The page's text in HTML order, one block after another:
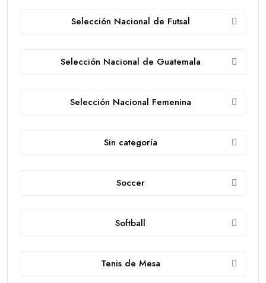
Selección Nacional de Futsal
Selección Nacional de Guatemala
Selección Nacional Femenina
Sin categoría
Soccer
Softball
Tenis de Mesa